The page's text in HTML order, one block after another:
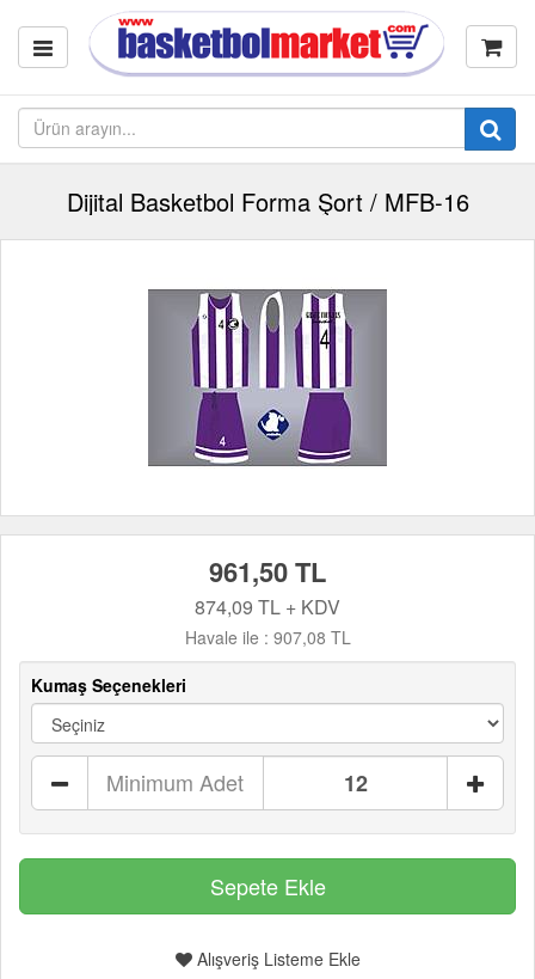
Dijital Basketbol Forma Şort / MFB-16
961,50 TL
874,09 TL + KDV
Havale ile : 907,08 TL
Kumaş Seçenekleri
Minimum Adet
Alışveriş Listeme Ekle